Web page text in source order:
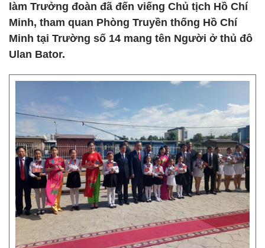
làm Trưởng đoàn đã đến viếng Chủ tịch Hồ Chí
Minh, tham quan Phòng Truyền thống Hồ Chí
Minh tại Trường số 14 mang tên Người ở thủ đô
Ulan Bator.